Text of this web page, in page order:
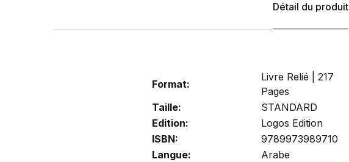
Détail du produit
Format:
Livre Relié | 217
Pages
Taille:
STANDARD
Edition:
Logos Edition
ISBN:
9789973989710
Langue:
Arabe